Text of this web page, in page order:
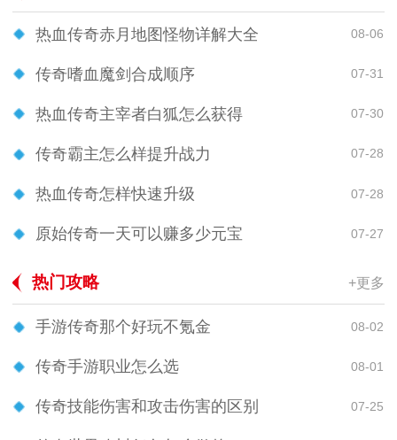
热血传奇赤月地图怪物详解大全 08-06
传奇嗜血魔剑合成顺序 07-31
热血传奇主宰者白狐怎么获得 07-30
传奇霸主怎么样提升战力 07-28
热血传奇怎样快速升级 07-28
原始传奇一天可以赚多少元宝 07-27
热门攻略 +更多
手游传奇那个好玩不氪金 08-02
传奇手游职业怎么选 08-01
传奇技能伤害和攻击伤害的区别 07-25